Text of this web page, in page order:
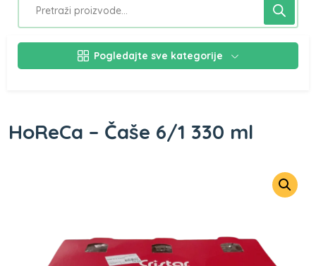
Pogledajte sve kategorije
HoReCa – Čaše 6/1 330 ml